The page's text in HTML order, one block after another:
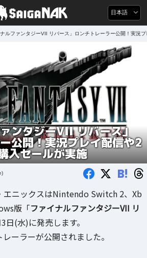
日本語
ナルファンタジーVII リバース」ロンチトレーラー公開！実況
ンタジーVII リバース」
公開！実況プレイ配信や2
入セールが実施
B!
エニックスはNintendo Switch 2、Xb
版「ファイナルファンタジーVII リ
日(水)に発売します。
ーラーが公開されました。